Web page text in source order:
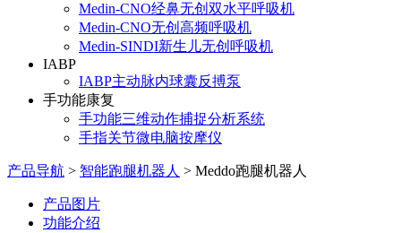
Medin-CNO经鼻无创双水平呼吸机
Medin-CNO无创高频呼吸机
Medin-SINDI新生儿无创呼吸机
IABP
IABP主动脉内球囊反搏泵
手功能康复
手功能三维动作捕捉分析系统
手指关节微电脑按摩仪
产品导航 > 智能跑腿机器人 > Meddo跑腿机器人
产品图片
功能介绍